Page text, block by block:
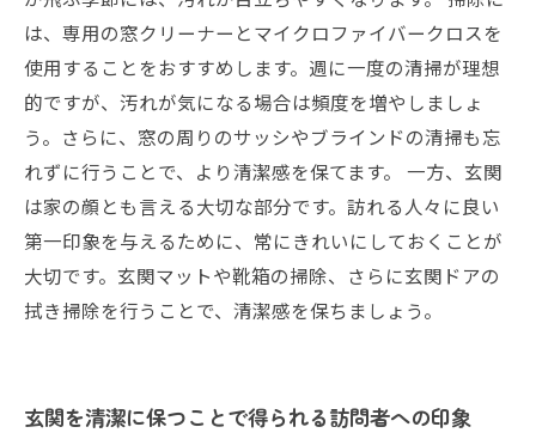
は、専用の窓クリーナーとマイクロファイバークロスを
使用することをおすすめします。週に一度の清掃が理想
的ですが、汚れが気になる場合は頻度を増やしましょ
う。さらに、窓の周りのサッシやブラインドの清掃も忘
れずに行うことで、より清潔感を保てます。 一方、玄関
は家の顔とも言える大切な部分です。訪れる人々に良い
第一印象を与えるために、常にきれいにしておくことが
大切です。玄関マットや靴箱の掃除、さらに玄関ドアの
拭き掃除を行うことで、清潔感を保ちましょう。
玄関を清潔に保つことで得られる訪問者への印象